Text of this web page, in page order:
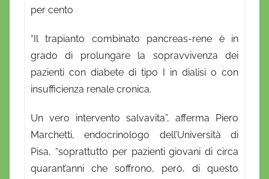
D
'
o
f
r
per cento
“Il trapianto combinato pancreas-rene è in
grado di prolungare la sopravvivenza dei
pazienti con diabete di tipo I in dialisi o con
insufficienza renale cronica.
Un vero intervento salvavita”, afferma Piero
Marchetti, endocrinologo dell’Università di
Pisa, “soprattutto per pazienti giovani di circa
quarant’anni che soffrono, però, di questo